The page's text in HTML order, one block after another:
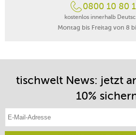
0800 10 80
kostenlos innerhalb
Montag bis Freitag von 8
tischwelt News: jetzt
10%